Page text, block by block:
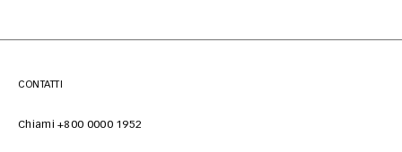
CONTATTI
Chiami +800 0000 1952